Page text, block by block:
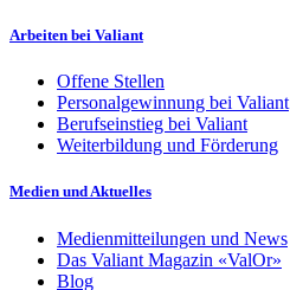
Arbeiten bei Valiant
Offene Stellen
Personalgewinnung bei Valiant
Berufseinstieg bei Valiant
Weiterbildung und Förderung
Medien und Aktuelles
Medienmitteilungen und News
Das Valiant Magazin «ValOr»
Blog